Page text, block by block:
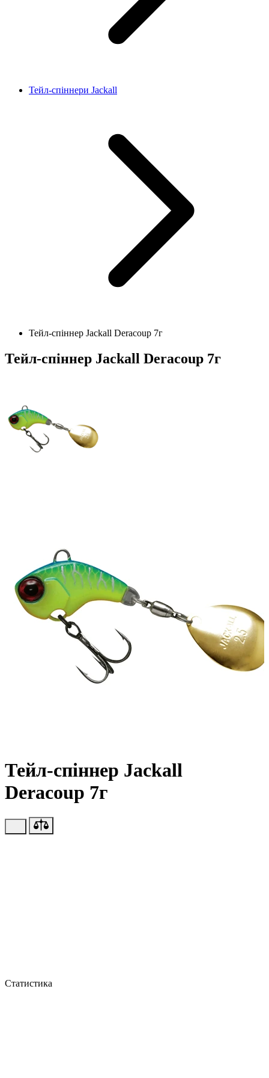
Тейл-спіннери Jackall
Тейл-спіннер Jackall Deracoup 7г
Тейл-спіннер Jackall Deracoup 7г
Тейл-спіннер Jackall
Deracoup 7г
Статистика